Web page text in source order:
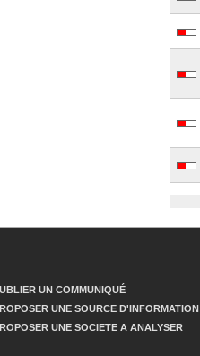
UN COMMUNIQUÉ
UNE SOURCE D'INFORMATION
UNE SOCIETE A ANALYSER